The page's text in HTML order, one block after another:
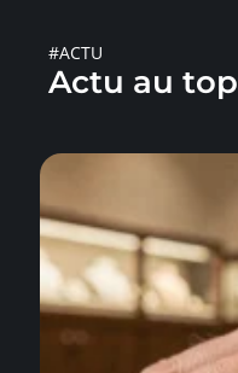
#ACTU
Actu au top